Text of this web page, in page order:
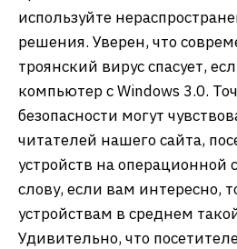
используйте
решения. Уверен, что
троянский вирус спасует,
компьютер с Windows 3.0.
безопасности могут
читателей нашего сайта,
устройств на операционной
слову, если вам интересно,
устройствам в среднем
Удивительно, что